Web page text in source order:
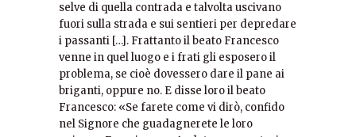
selve di quella contrada e talvolta uscivano
fuori sulla strada e sui sentieri per depredare
i passanti […]. Frattanto il beato Francesco
venne in quel luogo e i frati gli esposero il
problema, se cioè dovessero dare il pane ai
briganti, oppure no. E disse loro il beato
Francesco: «Se farete come vi dirò, confido
nel Signore che guadagnerete le loro